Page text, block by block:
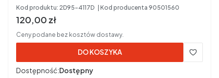
Kod produktu: 2D95-4117D Kod producenta 90501560
Cena brutto
120,00 zł
Ceny podane bez kosztów dostawy.
DO KOSZYKA
Dostępność:Dostępny